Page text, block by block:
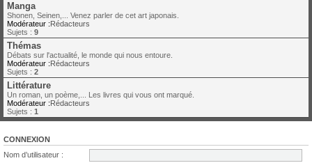
Manga
Shonen, Seinen,... Venez parler de cet art japonais.
Modérateur :Rédacteurs
Sujets : 9
Thémas
Débats sur l'actualité, le monde qui nous entoure.
Modérateur :Rédacteurs
Sujets : 2
Littérature
Un roman, un poème,... Les livres qui vous ont marqué.
Modérateur :Rédacteurs
Sujets : 1
CONNEXION
Nom d’utilisateur :